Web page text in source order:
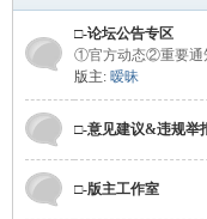
□-论坛公告专区
①官方动态②重要通
版主: 暧昧
□-意见建议&违规举
□-版主工作室